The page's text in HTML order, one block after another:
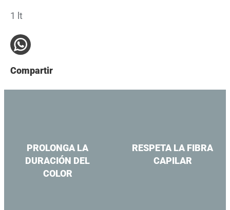
1 lt
Compartir
PROLONGA LA
DURACIÓN DEL
COLOR
RESPETA LA FIBRA
CAPILAR